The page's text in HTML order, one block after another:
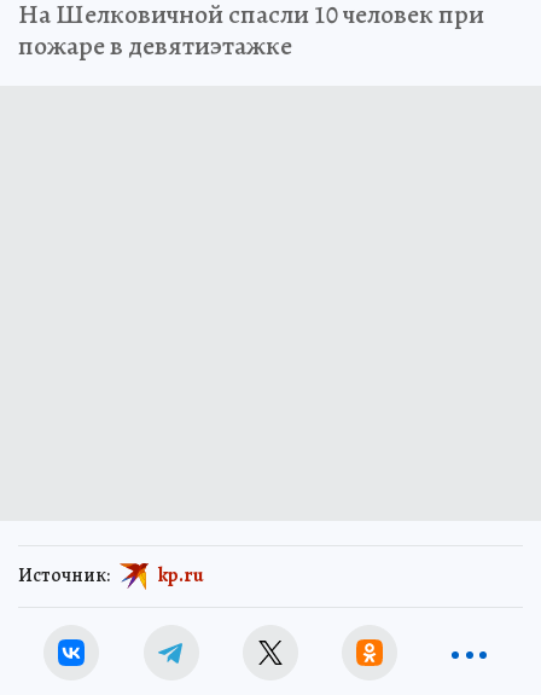
На Шелковичной спасли 10 человек при
пожаре в девятиэтажке
Источник: kp.ru